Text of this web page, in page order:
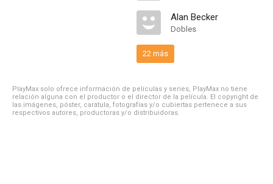
Alan Becker
Dobles
22 más
PlayMax solo ofrece información de películas y series, PlayMax no tiene
relación alguna con el productor o el director de la película. El copyright de
las imágenes, póster, carátula, fotografías y/o cubiertas pertenece a sus
respectivos autores, productoras y/o distribuidoras.